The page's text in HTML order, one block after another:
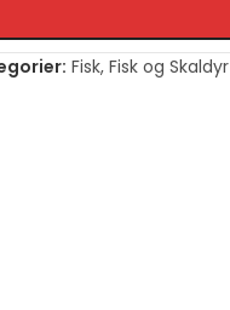
Fisk, Fisk og Skaldyr